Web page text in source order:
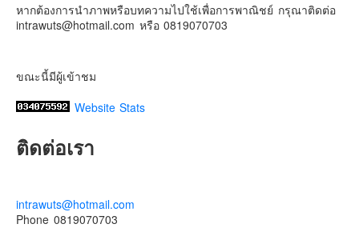
หากต้องการนำภาพหรือบทความไปใช้เพื่อการพาณิชย์ กรุณาติดต่อ
intrawuts@hotmail.com หรือ 0819070703
ขณะนี้มีผู้เข้าชม
Website Stats
ติดต่อเรา
intrawuts@hotmail.com
Phone 0819070703